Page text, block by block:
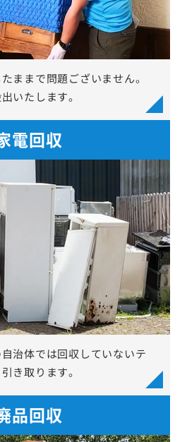
ままで問題ございません。
いたします。
電回収
治体では回収していないテ
き取ります。
品回収